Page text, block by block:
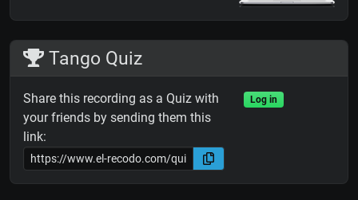
Tango Quiz
Share this recording as a Quiz with
your friends by sending them this
link:
Log in